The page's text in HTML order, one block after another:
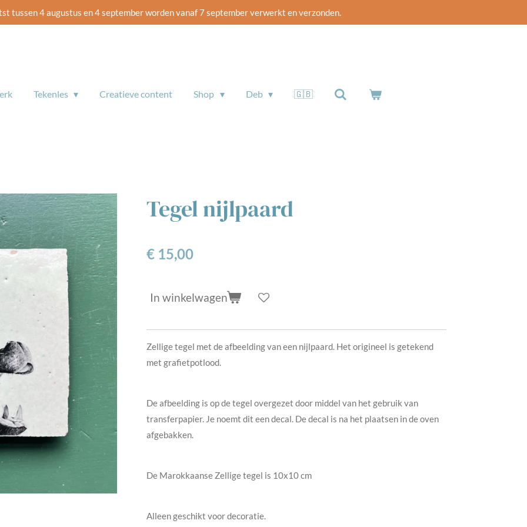
tussen 4 augustus en 4 september worden vanaf 7 september verwerkt en verzonden.
Tekenles Creatieve content Shop Deb 🇬🇧
Tegel nijlpaard
€ 15,00
In winkelwagen
Zellige tegel met de afbeelding van een nijlpaard. Het origineel is getekend
met grafietpotlood.
De afbeelding is op de tegel overgezet door middel van het gebruik van
transferpapier. Je noemt dit een decal. De decal is na het plaatsen in de oven
afgebakken.
De Marokkaanse Zellige tegel is 10x10 cm
Alleen geschikt voor decoratie.